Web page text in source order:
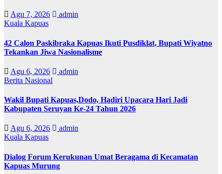
Agu 7, 2026
admin
Kuala Kapuas
42 Calon Paskibraka Kapuas Ikuti Pusdiklat, Bupati Wiyatno
Tekankan Jiwa Nasionalisme
Agu 6, 2026
admin
Berita Nasional
Wakil Bupati Kapuas,Dodo, Hadiri Upacara Hari Jadi
Kabupaten Seruyan Ke-24 Tahun 2026
Agu 6, 2026
admin
Kuala Kapuas
Dialog Forum Kerukunan Umat Beragama di Kecamatan
Kapuas Murung